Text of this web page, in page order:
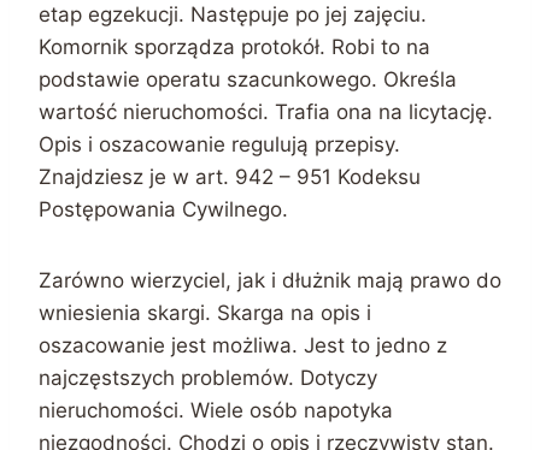
etap egzekucji. Następuje po jej zajęciu.
Komornik sporządza protokół. Robi to na
podstawie operatu szacunkowego. Określa
wartość nieruchomości. Trafia ona na licytację.
Opis i oszacowanie regulują przepisy.
Znajdziesz je w art. 942 – 951 Kodeksu
Postępowania Cywilnego.
Zarówno wierzyciel, jak i dłużnik mają prawo do
wniesienia skargi. Skarga na opis i
oszacowanie jest możliwa. Jest to jedno z
najczęstszych problemów. Dotyczy
nieruchomości. Wiele osób napotyka
niezgodności. Chodzi o opis i rzeczywisty stan.